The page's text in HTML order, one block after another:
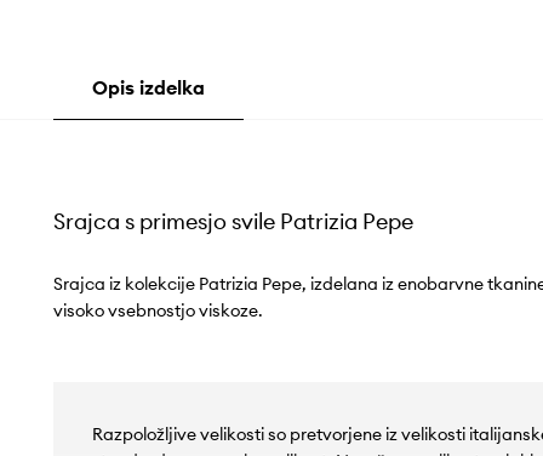
Opis izdelka
Srajca s primesjo svile Patrizia Pepe
Srajca iz kolekcije Patrizia Pepe, izdelana iz enobarvne
visoko vsebnostjo viskoze.
Razpoložljive velikosti so pretvorjene iz velikosti